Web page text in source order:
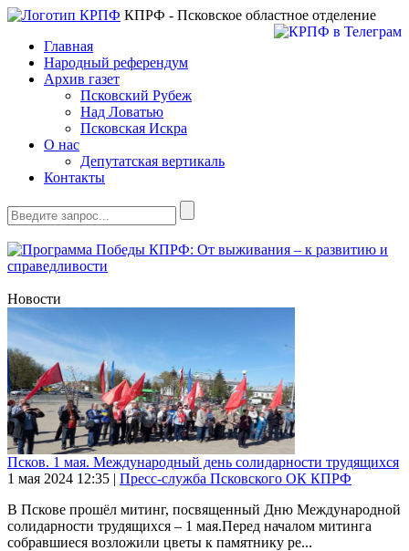
КПРФ - Псковское областное отделение
Главная
Народный референдум
Архив газет
Псковский Рубеж
Над Ловатью
Псковская Искра
О нас
Депутатская вертикаль
Контакты
Новости
Псков. 1 мая. Международный день солидарности трудящихся
1 мая 2024 12:35 | Пресс-служба Псковского ОК КПРФ
В Пскове прошёл митинг, посвященный Дню Международной
солидарности трудящихся – 1 мая.Перед началом митинга
собравшиеся возложили цветы к памятнику ре...